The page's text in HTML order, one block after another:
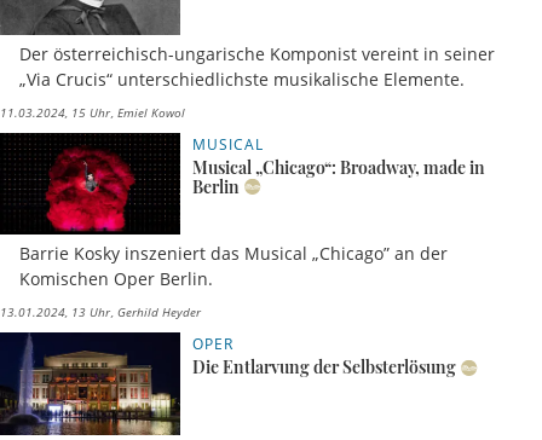
Der österreichisch-ungarische Komponist vereint in seiner
„Via Crucis“ unterschiedlichste musikalische Elemente.
11.03.2024, 15 Uhr Emiel Kowol
MUSICAL
Musical „Chicago“: Broadway, made in
Berlin
Barrie Kosky inszeniert das Musical „Chicago” an der
Komischen Oper Berlin.
13.01.2024, 13 Uhr Gerhild Heyder
OPER
Die Entlarvung der Selbsterlösung